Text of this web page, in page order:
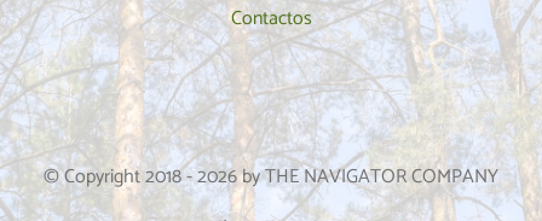
Contactos
© Copyright 2018 -2026by THE NAVIGATOR COMPANY